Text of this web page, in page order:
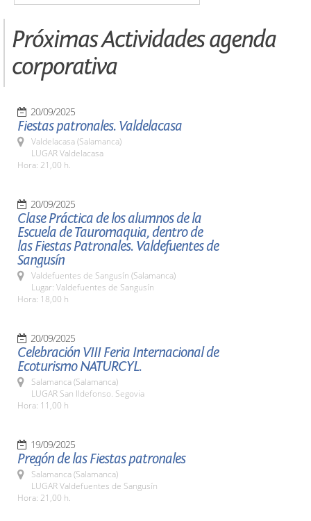
Próximas Actividades agenda
corporativa
20/09/2025
Fiestas patronales. Valdelacasa
Valdelacasa (Salamanca)
LUGAR Valdelacasa
Hora: 21,00 h.
20/09/2025
Clase Práctica de los alumnos de la
Escuela de Tauromaquia, dentro de
las Fiestas Patronales. Valdefuentes de
Sangusín
Valdefuentes de Sangusín (Salamanca)
Lugar: Valdefuentes de Sangusín
Hora: 18,00 h
20/09/2025
Celebración VIII Feria Internacional de
Ecoturismo NATURCYL.
Salamanca (Salamanca)
LUGAR San Ildefonso. Segovia
Hora: 11,00 h
19/09/2025
Pregón de las Fiestas patronales
Salamanca (Salamanca)
LUGAR Valdefuentes de Sangusín
Hora: 21,00 h.